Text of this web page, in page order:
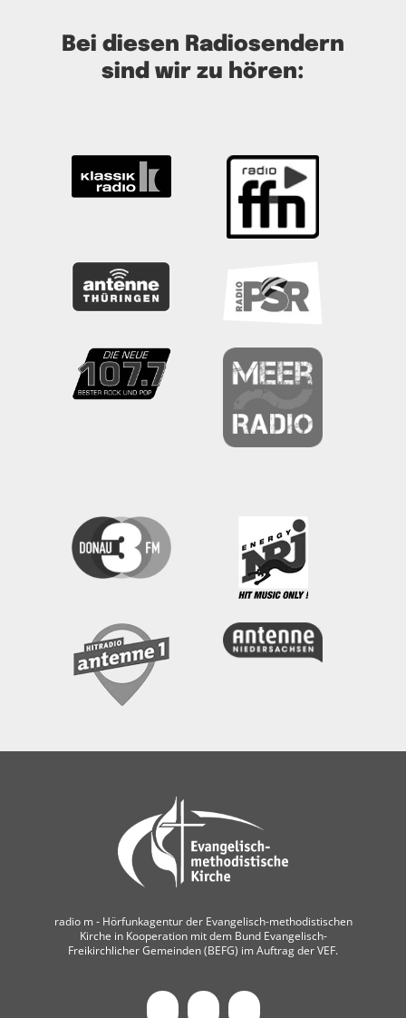
Bei diesen Radiosendern
sind wir zu hören:
radio m ‐ Hörfunkagentur der Evangelisch-methodistischen
Kirche in Kooperation mit dem Bund Evangelisch-
Freikirchlicher Gemeinden (BEFG) im Auftrag der VEF.